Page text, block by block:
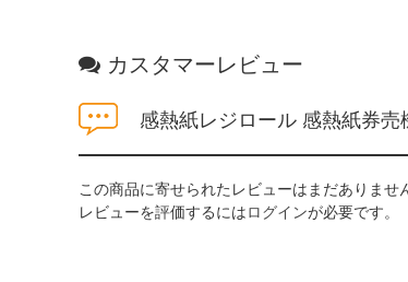
カスタマーレビュー
感熱紙レジロール 感熱紙券
この商品に寄せられたレビューはまだありませ
レビューを評価するにはログインが必要です。